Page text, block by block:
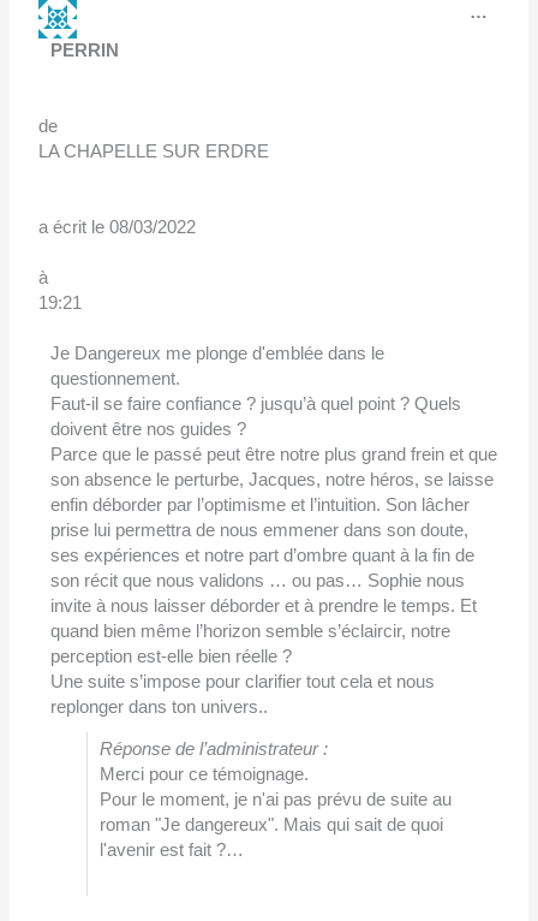
PERRIN
de
LA CHAPELLE SUR ERDRE
a écrit le 08/03/2022
à
19:21
Je Dangereux me plonge d'emblée dans le
questionnement.
Faut-il se faire confiance ? jusqu’à quel point ? Quels
doivent être nos guides ?
Parce que le passé peut être notre plus grand frein et que
son absence le perturbe, Jacques, notre héros, se laisse
enfin déborder par l’optimisme et l’intuition. Son lâcher
prise lui permettra de nous emmener dans son doute,
ses expériences et notre part d’ombre quant à la fin de
son récit que nous validons … ou pas… Sophie nous
invite à nous laisser déborder et à prendre le temps. Et
quand bien même l’horizon semble s’éclaircir, notre
perception est-elle bien réelle ?
Une suite s’impose pour clarifier tout cela et nous
replonger dans ton univers..
Réponse de l’administrateur :
Merci pour ce témoignage.
Pour le moment, je n'ai pas prévu de suite au
roman "Je dangereux". Mais qui sait de quoi
l'avenir est fait ?…
…
cette